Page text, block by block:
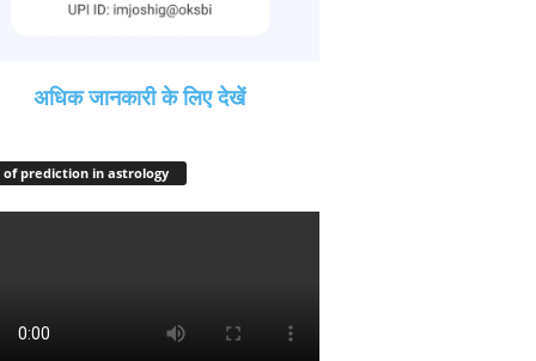
अधिक जानकारी के लिए देखें
prediction in astrology